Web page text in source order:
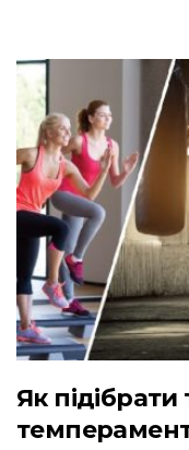
Як підібрати